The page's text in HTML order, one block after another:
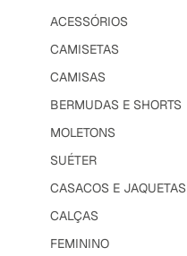
ACESSÓRIOS
CAMISETAS
CAMISAS
BERMUDAS E SHORTS
MOLETONS
SUÉTER
CASACOS E JAQUETAS
CALÇAS
FEMININO